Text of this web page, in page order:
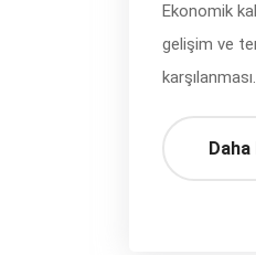
Ekonomik
gelişim ve
Daha